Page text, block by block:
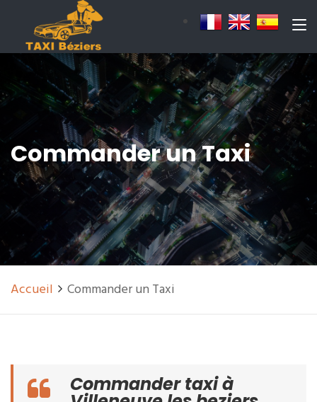
Commander un Taxi
Accueil Commander un Taxi
Commander taxi à